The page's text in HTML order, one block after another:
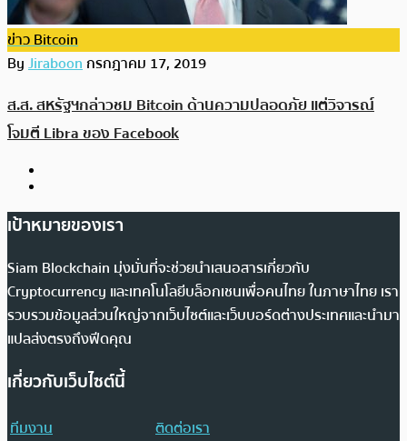
ข่าว Bitcoin
ByJiraboonกรกฎาคม 17, 2019
ส.ส. สหรัฐฯกล่าวชม Bitcoin ด้านความปลอดภัย แต่วิจารณ์
โจมตี Libra ของ Facebook
เป้าหมายของเรา
Siam Blockchain มุ่งมั่นที่จะช่วยนำเสนอสารเกี่ยวกับ
Cryptocurrency และเทคโนโลยีบล็อกเชนเพื่อคนไทย ในภาษาไทย เรา
รวบรวมข้อมูลส่วนใหญ่จากเว็บไซต์และเว็บบอร์ดต่างประเทศและนำมา
แปลส่งตรงถึงฟีดคุณ
เกี่ยวกับเว็บไซต์นี้
ทีมงาน
ติดต่อเรา